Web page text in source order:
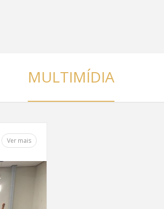
MULTIMÍDIA
Ver mais